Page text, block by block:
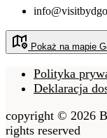
Pokaż na mapie
Polityka
Deklaracja
copyright © 2026
rights reserved